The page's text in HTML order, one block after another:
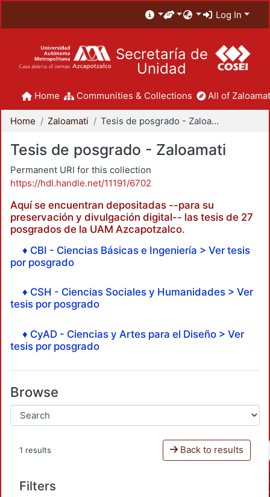
Log In
Secretaría de
Unidad
Home Communities & Collections All of
Home Zaloamati Tesis de posgrado - Zaloamati
Tesis de posgrado - Zaloamati
Permanent URI for this collection
https://hdl.handle.net/11191/6702
Aquí se encuentran depositadas --para su
preservación y divulgación digital-- las tesis de 27
posgrados de la UAM Azcapotzalco.
♦ CBI - Ciencias Básicas e Ingeniería > Ver tesis
por posgrado
♦ CSH - Ciencias Sociales y Humanidades > Ver
tesis por posgrado
♦ CyAD - Ciencias y Artes para el Diseño > Ver
tesis por posgrado
Browse
1 results Back to results
Filters